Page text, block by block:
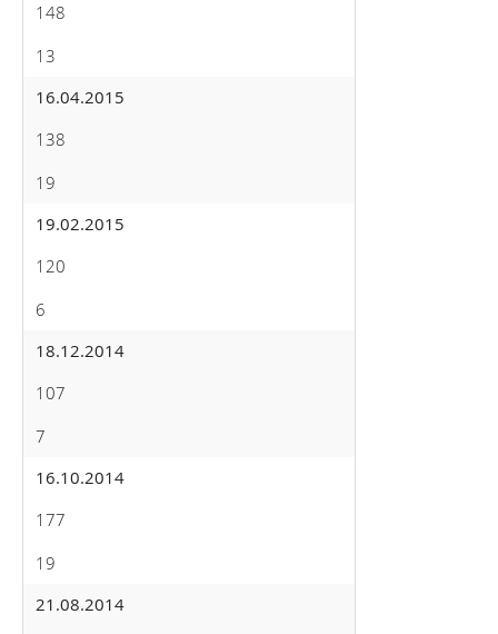
148
13
16.04.2015
138
19
19.02.2015
120
6
18.12.2014
107
7
16.10.2014
177
19
21.08.2014